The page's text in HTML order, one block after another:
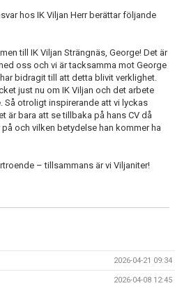
hos IK Viljan Herr berättar följande
till IK Viljan Strängnäs, George! Det är
oss och vi är tacksamma mot George
bidragit till att detta blivit verklighet.
just nu om IK Viljan och det arbete
Så otroligt inspirerande att vi lyckas
är bara att se tillbaka på hans CV då
och vilken betydelse han kommer ha
– tillsammans är vi Viljaniter!
2026-04-21 09:34
2026-04-08 12:45